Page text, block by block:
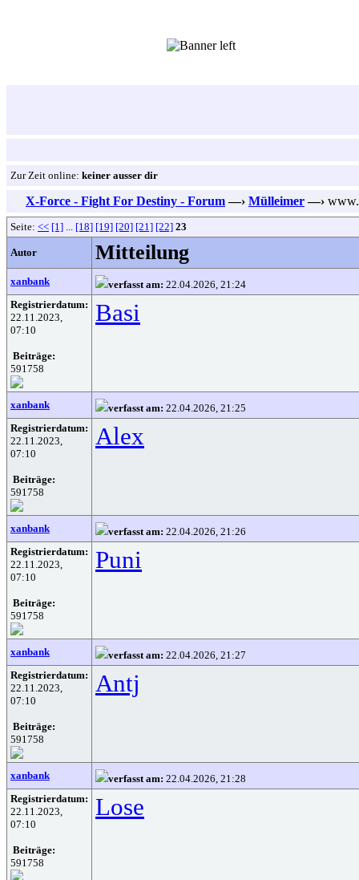
Zur Zeit online: keiner ausser dir
X-Force - Fight For Destiny - Forum —› Mülleimer —›
Seite: << [1] ... [18] [19] [20] [21] [22] 23
Autor Mitteilung
xanbank verfasst am: 22.04.2026, 21:24
Registrierdatum:
22.11.2023,
07:10
Beiträge:
591758
Basi
xanbank verfasst am: 22.04.2026, 21:25
Registrierdatum:
22.11.2023,
07:10
Beiträge:
591758
Alex
xanbank verfasst am: 22.04.2026, 21:26
Registrierdatum:
22.11.2023,
07:10
Beiträge:
591758
Puni
xanbank verfasst am: 22.04.2026, 21:27
Registrierdatum:
22.11.2023,
07:10
Beiträge:
591758
Antj
xanbank verfasst am: 22.04.2026, 21:28
Registrierdatum:
22.11.2023,
07:10
Beiträge:
591758
Lose